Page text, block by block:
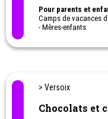
Pour parents et
Camps de vacances
- Mères-enfants
> Versoix
Chocolats et